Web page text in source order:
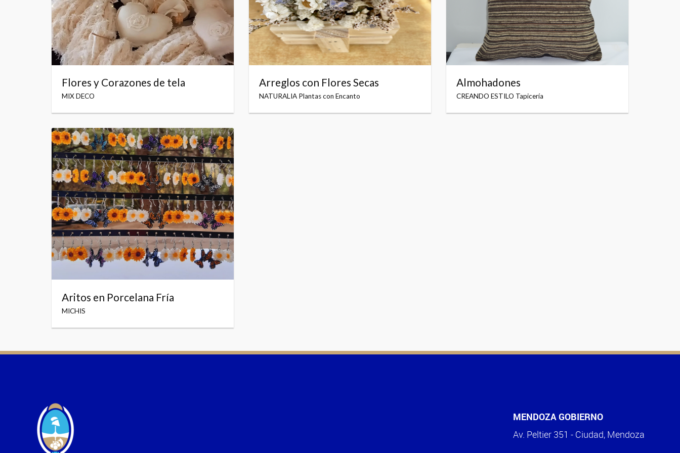
Flores y Corazones de tela
MIX DECO
Arreglos con Flores Secas
NATURALIA Plantas con Encanto
Almohadones
CREANDO ESTILO Tapicería
Aritos en Porcelana Fría
MICHIS
MENDOZA GOBIERNO
Av. Peltier 351 - Ciudad, Mendoza